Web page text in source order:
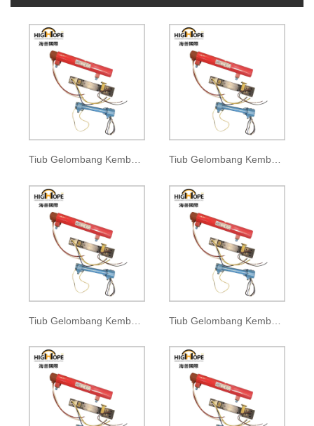
Tiub Gelombang Kembara Berdenyut B-272
Tiub Gelombang Kembara Berdenyut BM-1031